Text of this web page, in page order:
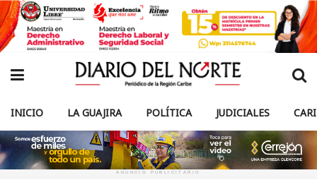
INICIO LA GUAJIRA POLÍTICA JUDICIALES
ANUNCIO PUBLICITARIO